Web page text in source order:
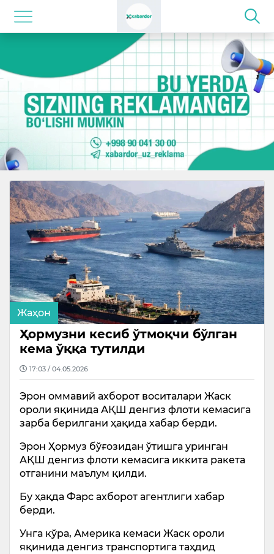
Жаҳон
Ҳормузни кесиб ўтмоқчи бўлган
кема ўққа тутилди
17:03 / 04.05.2026
Эрон оммавий ахборот воситалари Жаск
ороли яқинида АҚШ денгиз флоти кемасига
зарба берилгани ҳақида хабар берди.
Эрон Ҳормуз бўғозидан ўтишга уринган
АҚШ денгиз флоти кемасига иккита ракета
отганини маълум қилди.
Бу ҳақда Фарс ахборот агентлиги хабар
берди.
Унга кўра, Америка кемаси Жаск ороли
яқинида денгиз транспортига таҳдид